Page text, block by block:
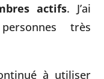
actifs. J’ai
très
à utiliser